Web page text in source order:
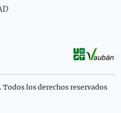
los derechos reservados